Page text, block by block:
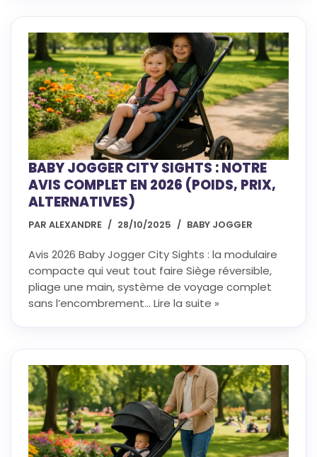
BABY JOGGER CITY SIGHTS : NOTRE
AVIS COMPLET EN 2026 (POIDS, PRIX,
ALTERNATIVES)
PAR ALEXANDRE 28/10/2025 BABY JOGGER
Avis 2026 Baby Jogger City Sights : la modulaire
compacte qui veut tout faire Siège réversible,
pliage une main, système de voyage complet
sans l’encombrement… Lire la suite »